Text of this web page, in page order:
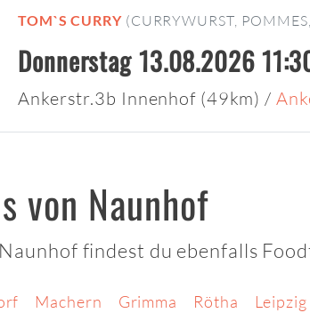
TOM`S CURRY (CURRYWURST,
Donnerstag 13.08.2026
Ankerstr.3b Innenhof (49km)/
von Naunhof
findest du ebenfalls
Machern Grimma Rötha Leipzig